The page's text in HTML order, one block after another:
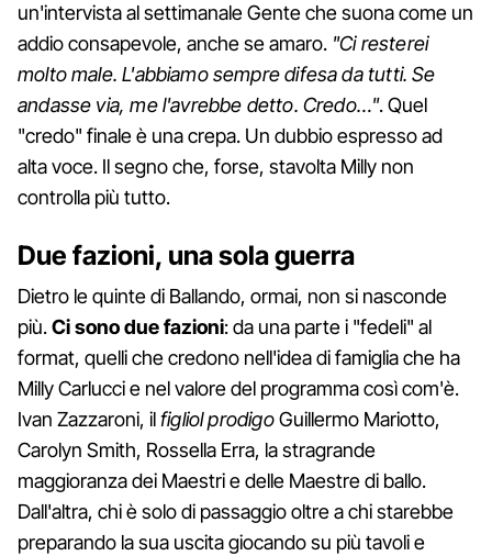
un'intervista al settimanale Gente che suona come un
addio consapevole, anche se amaro. "Ci resterei
molto male. L'abbiamo sempre difesa da tutti. Se
andasse via, me l'avrebbe detto. Credo…". Quel
"credo" finale è una crepa. Un dubbio espresso ad
alta voce. Il segno che, forse, stavolta Milly non
controlla più tutto.
Due fazioni, una sola guerra
Dietro le quinte di Ballando, ormai, non si nasconde
più.Ci sono due fazioni: da una parte i "fedeli" al
format, quelli che credono nell'idea di famiglia che ha
Milly Carlucci e nel valore del programma così com'è.
Ivan Zazzaroni, ilfigliol prodigoGuillermo Mariotto,
Carolyn Smith, Rossella Erra, la stragrande
maggioranza dei Maestri e delle Maestre di ballo.
Dall'altra, chi è solo di passaggio oltre a chi starebbe
preparando la sua uscita giocando su più tavoli e